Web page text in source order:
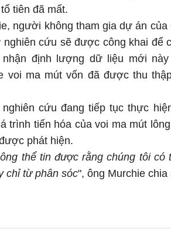
tiên đã mất.
người không tham gia dự án
nghiên cứu sẽ được công khai để
nhận định lượng dữ liệu mới
voi ma mút vốn đã được thu
nghiên cứu đang tiếp tục thực
trình tiến hóa của voi ma mút
phát hiện.
thể tin được rằng chúng tôi
chỉ từ phân sóc", ông Murchie chia